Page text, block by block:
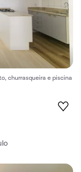
churrasqueira e piscina